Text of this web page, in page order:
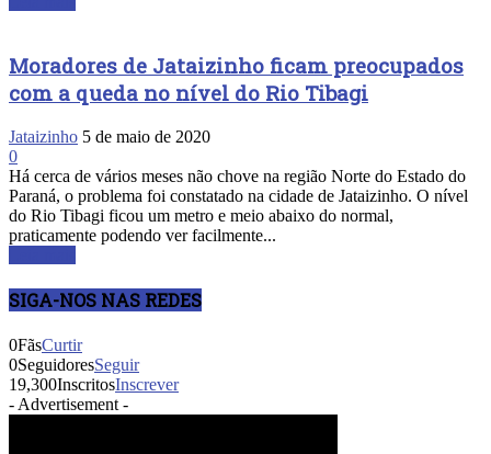
Moradores de Jataizinho ficam preocupados
com a queda no nível do Rio Tibagi
Jataizinho 5 de maio de 2020
0
Há cerca de vários meses não chove na região Norte do Estado do
Paraná, o problema foi constatado na cidade de Jataizinho. O nível
do Rio Tibagi ficou um metro e meio abaixo do normal,
praticamente podendo ver facilmente...
SIGA-NOS NAS REDES
0FãsCurtir
0SeguidoresSeguir
19,300InscritosInscrever
- Advertisement -